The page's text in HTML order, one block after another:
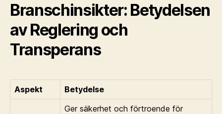
Branschinsikter: Betydelsen
av Reglering och
Transperans
Aspekt Betydelse
Ger säkerhet och förtroende för